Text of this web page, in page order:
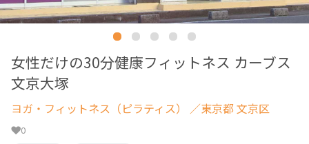
女性だけの30分健康フィットネス カーブス
文京大塚
ヨガ・フィットネス（ピラティス） ／東京都 文京区
0